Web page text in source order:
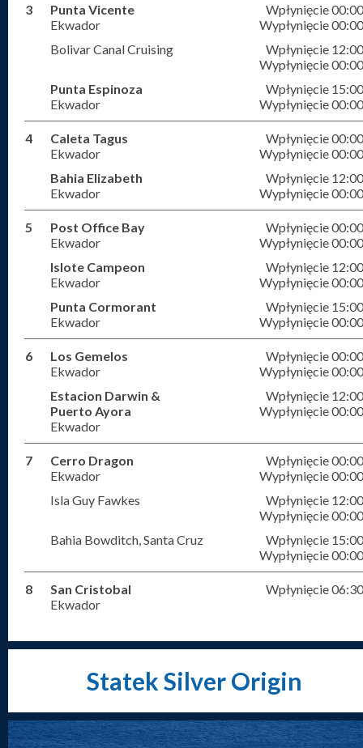
3
Punta Vicente
Ekwador
Wpłynięcie 00:00
Wypłynięcie 00:00
Bolivar Canal Cruising
Wpłynięcie 12:00
Wypłynięcie 00:00
Punta Espinoza
Ekwador
Wpłynięcie 15:00
Wypłynięcie 00:00
4
Caleta Tagus
Ekwador
Wpłynięcie 00:00
Wypłynięcie 00:00
Bahia Elizabeth
Ekwador
Wpłynięcie 12:00
Wypłynięcie 00:00
5
Post Office Bay
Ekwador
Wpłynięcie 00:00
Wypłynięcie 00:00
Islote Campeon
Ekwador
Wpłynięcie 12:00
Wypłynięcie 00:00
Punta Cormorant
Ekwador
Wpłynięcie 15:00
Wypłynięcie 00:00
6
Los Gemelos
Ekwador
Wpłynięcie 00:00
Wypłynięcie 00:00
Estacion Darwin &
Puerto Ayora
Ekwador
Wpłynięcie 12:00
Wypłynięcie 00:00
7
Cerro Dragon
Ekwador
Wpłynięcie 00:00
Wypłynięcie 00:00
Isla Guy Fawkes
Wpłynięcie 12:00
Wypłynięcie 00:00
Bahia Bowditch, Santa Cruz
Wpłynięcie 15:00
Wypłynięcie 00:00
8
San Cristobal
Ekwador
Wpłynięcie 06:30
Statek Silver Origin